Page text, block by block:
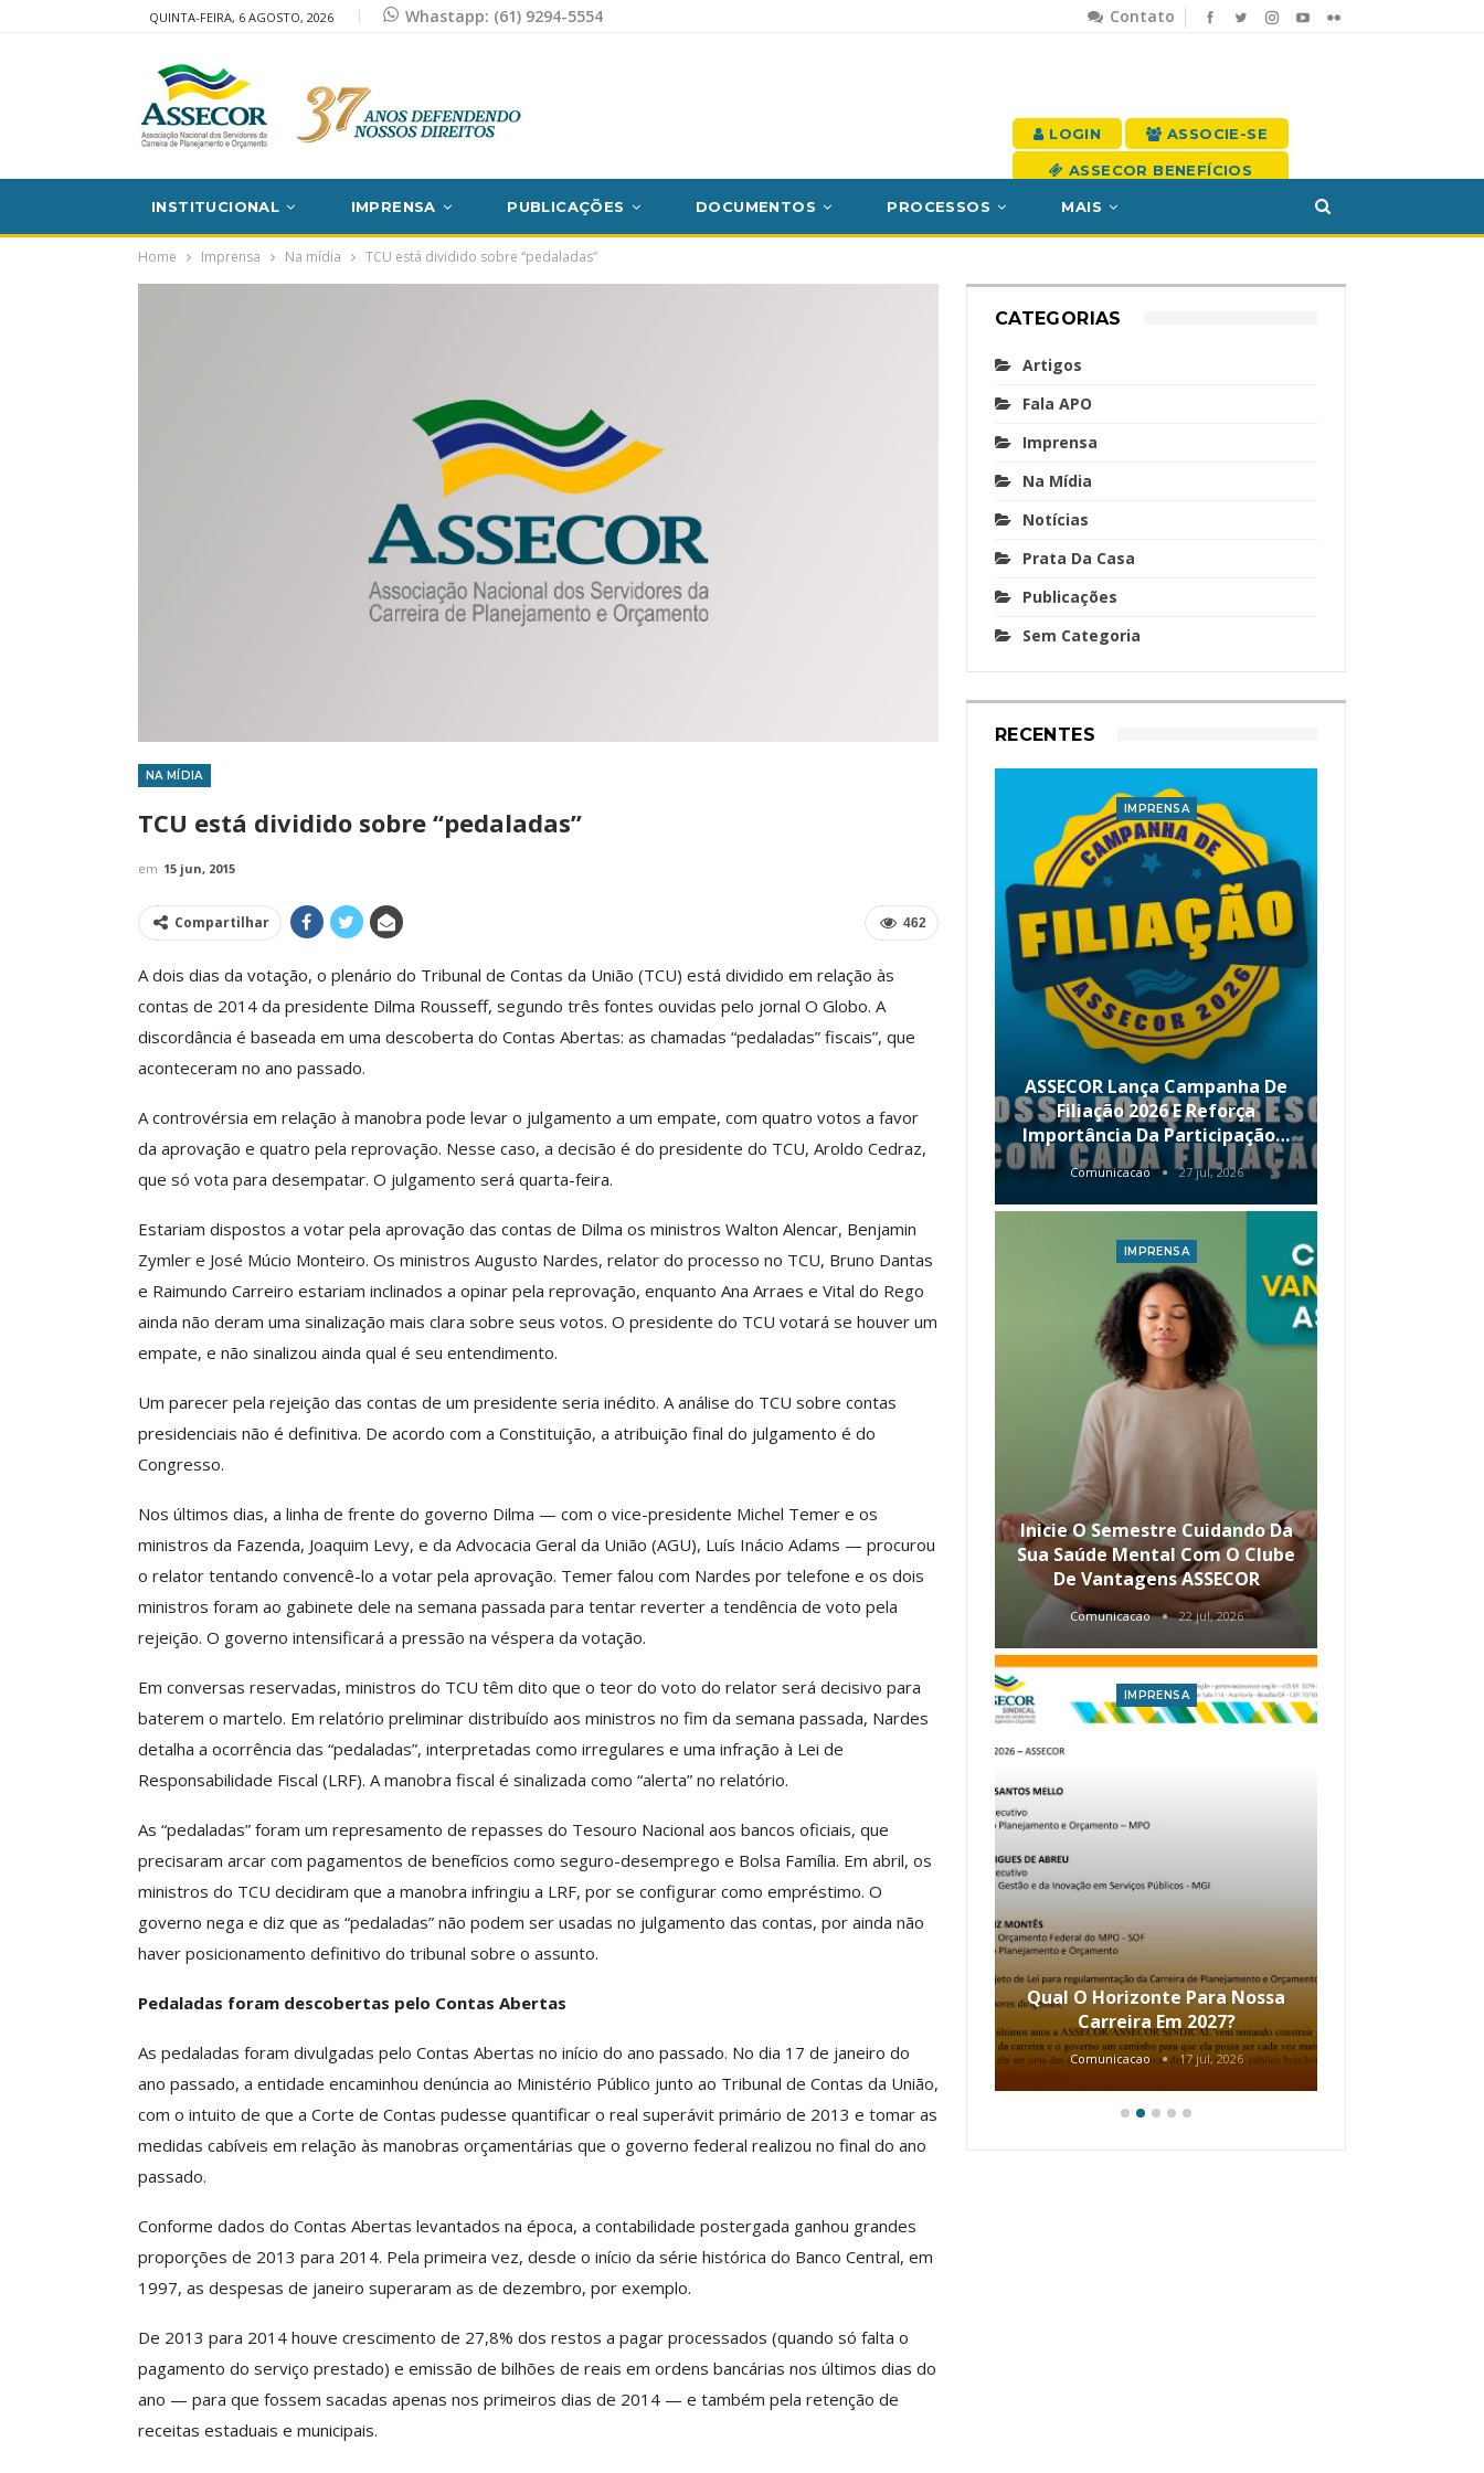
Contato
QUINTA-FEIRA, 6 AGOSTO, 2026 Whastapp: (61) 9294-5554
LOGIN ASSOCIE-SE
ASSECOR BENEFÍCIOS
INSTITUCIONAL IMPRENSA PUBLICAÇÕES DOCUMENTOS PROCESSOS MAIS
Home Imprensa Na mídia TCU está dividido sobre “pedaladas”
NA MÍDIA
TCU está dividido sobre “pedaladas”
em 15 jun, 2015
462
Compartilhar
A dois dias da votação, o plenário do Tribunal de Contas da União (TCU) está dividido em relação às
contas de 2014 da presidente Dilma Rousseff, segundo três fontes ouvidas pelo jornal O Globo. A
discordância é baseada em uma descoberta do Contas Abertas: as chamadas “pedaladas” fiscais”, que
aconteceram no ano passado.
A controvérsia em relação à manobra pode levar o julgamento a um empate, com quatro votos a favor
da aprovação e quatro pela reprovação. Nesse caso, a decisão é do presidente do TCU, Aroldo Cedraz,
que só vota para desempatar. O julgamento será quarta-feira.
Estariam dispostos a votar pela aprovação das contas de Dilma os ministros Walton Alencar, Benjamin
Zymler e José Múcio Monteiro. Os ministros Augusto Nardes, relator do processo no TCU, Bruno Dantas
e Raimundo Carreiro estariam inclinados a opinar pela reprovação, enquanto Ana Arraes e Vital do Rego
ainda não deram uma sinalização mais clara sobre seus votos. O presidente do TCU votará se houver um
empate, e não sinalizou ainda qual é seu entendimento.
Um parecer pela rejeição das contas de um presidente seria inédito. A análise do TCU sobre contas
presidenciais não é definitiva. De acordo com a Constituição, a atribuição final do julgamento é do
Congresso.
Nos últimos dias, a linha de frente do governo Dilma — com o vice-presidente Michel Temer e os
ministros da Fazenda, Joaquim Levy, e da Advocacia Geral da União (AGU), Luís Inácio Adams — procurou
o relator tentando convencê-lo a votar pela aprovação. Temer falou com Nardes por telefone e os dois
ministros foram ao gabinete dele na semana passada para tentar reverter a tendência de voto pela
rejeição. O governo intensificará a pressão na véspera da votação.
Em conversas reservadas, ministros do TCU têm dito que o teor do voto do relator será decisivo para
baterem o martelo. Em relatório preliminar distribuído aos ministros no fim da semana passada, Nardes
detalha a ocorrência das “pedaladas”, interpretadas como irregulares e uma infração à Lei de
Responsabilidade Fiscal (LRF). A manobra fiscal é sinalizada como “alerta” no relatório.
As “pedaladas” foram um represamento de repasses do Tesouro Nacional aos bancos oficiais, que
precisaram arcar com pagamentos de benefícios como seguro-desemprego e Bolsa Família. Em abril, os
ministros do TCU decidiram que a manobra infringiu a LRF, por se configurar como empréstimo. O
governo nega e diz que as “pedaladas” não podem ser usadas no julgamento das contas, por ainda não
haver posicionamento definitivo do tribunal sobre o assunto.
Pedaladas foram descobertas pelo Contas Abertas
As pedaladas foram divulgadas pelo Contas Abertas no início do ano passado. No dia 17 de janeiro do
ano passado, a entidade encaminhou denúncia ao Ministério Público junto ao Tribunal de Contas da União,
com o intuito de que a Corte de Contas pudesse quantificar o real superávit primário de 2013 e tomar as
medidas cabíveis em relação às manobras orçamentárias que o governo federal realizou no final do ano
passado.
Conforme dados do Contas Abertas levantados na época, a contabilidade postergada ganhou grandes
proporções de 2013 para 2014. Pela primeira vez, desde o início da série histórica do Banco Central, em
1997, as despesas de janeiro superaram as de dezembro, por exemplo.
De 2013 para 2014 houve crescimento de 27,8% dos restos a pagar processados (quando só falta o
pagamento do serviço prestado) e emissão de bilhões de reais em ordens bancárias nos últimos dias do
ano — para que fossem sacadas apenas nos primeiros dias de 2014 — e também pela retenção de
receitas estaduais e municipais.
CATEGORIAS
Artigos
Fala APO
Imprensa
Na Mídia
Notícias
Prata Da Casa
Publicações
Sem Categoria
RECENTES
Reúne Dezenas De Escolas De
Idiomas Com Condições…
Comunicacao 29 jun, 2026
ASSECOR Acompanha Reunião
Da Mesa Nacional De
Negociação Permanente E
Reforça…
Comunicacao 26 jun, 2026
IMPRENSA
O Futuro Da Nossa Carreira Em
Comunicacao 23 jun, 2026
Participa De Debate Sobre A
Unificação Das Carreiras Do…
Valores Fundantes Da Ação
Sindical
Comunicacao 29 jul, 2026
IMPRENSA
Comunicacao 28 jul, 2026
IMPRENSA
ASSECOR Lança Campanha De
Filiação 2026 E Reforça
Importância Da Participação…
Comunicacao 27 jul, 2026
IMPRENSA
Inicie O Semestre Cuidando Da
Sua Saúde Mental Com O Clube
De Vantagens ASSECOR
Comunicacao 22 jul, 2026
IMPRENSA
Qual O Horizonte Para Nossa
Carreira Em 2027?
Comunicacao 17 jul, 2026